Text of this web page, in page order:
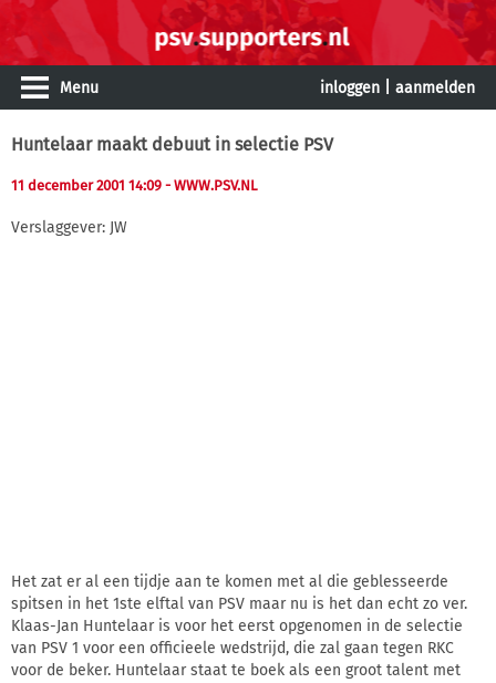
Menu inloggen aanmelden
Huntelaar maakt debuut in selectie PSV
11 december 2001 14:09 - WWW.PSV.NL
Verslaggever: JW
Het zat er al een tijdje aan te komen met al die geblesseerde
spitsen in het 1ste elftal van PSV maar nu is het dan echt zo ver.
Klaas-Jan Huntelaar is voor het eerst opgenomen in de selectie
van PSV 1 voor een officieele wedstrijd, die zal gaan tegen RKC
voor de beker. Huntelaar staat te boek als een groot talent met